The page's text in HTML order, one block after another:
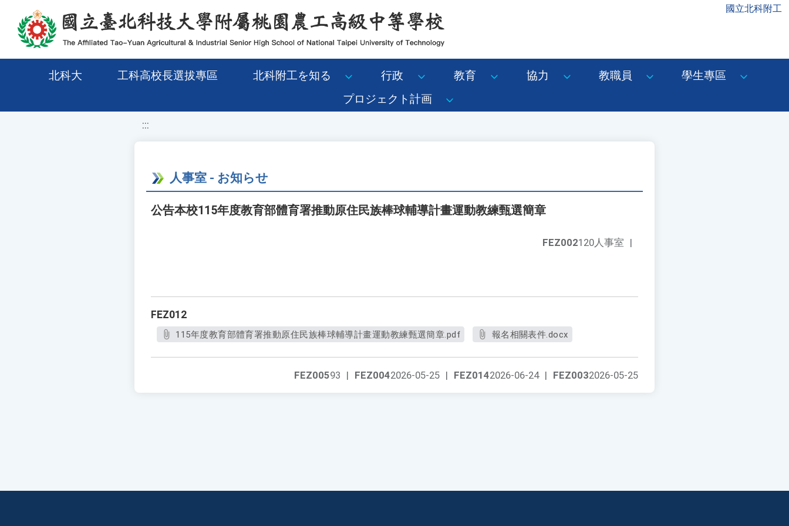
移至網頁之主要內容區位置 國立北科附工
北科大 工科高校長選拔專區 北科附工を知る 行政 教育 協力 教職員
學生專區
プロジェクト計画
:::
人事室 - お知らせ
公告本校115年度教育部體育署推動原住民族棒球輔導計畫運動教練甄選簡章
FEZ002120人事室 |
FEZ012
115年度教育部體育署推動原住民族棒球輔導計畫運動教練甄選簡章.pdf 報名相關表件.docx
FEZ0032026-05-25
FEZ0142026-06-24 |
FEZ0042026-05-25 |
FEZ00593 |